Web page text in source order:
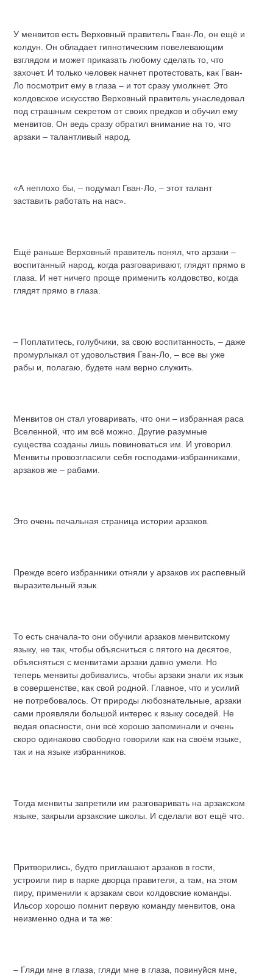
У менвитов есть Верховный правитель Гван-Ло, он ещё и
колдун. Он обладает гипнотическим повелевающим
взглядом и может приказать любому сделать то, что
захочет. И только человек начнет протестовать, как Гван-
Ло посмотрит ему в глаза – и тот сразу умолкнет. Это
колдовское искусство Верховный правитель унаследовал
под страшным секретом от своих предков и обучил ему
менвитов. Он ведь сразу обратил внимание на то, что
арзаки – талантливый народ.
«А неплохо бы, – подумал Гван-Ло, – этот талант
заставить работать на нас».
Ещё раньше Верховный правитель понял, что арзаки –
воспитанный народ, когда разговаривают, глядят прямо в
глаза. И нет ничего проще применить колдовство, когда
глядят прямо в глаза.
– Поплатитесь, голубчики, за свою воспитанность, – даже
промурлыкал от удовольствия Гван-Ло, – все вы уже
рабы и, полагаю, будете нам верно служить.
Менвитов он стал уговаривать, что они – избранная раса
Вселенной, что им всё можно. Другие разумные
существа созданы лишь повиноваться им. И уговорил.
Менвиты провозгласили себя господами-избранниками,
арзаков же – рабами.
Это очень печальная страница истории арзаков.
Прежде всего избранники отняли у арзаков их распевный
выразительный язык.
То есть сначала-то они обучили арзаков менвитскому
языку, не так, чтобы объясниться с пятого на десятое,
объясняться с менвитами арзаки давно умели. Но
теперь менвиты добивались, чтобы арзаки знали их язык
в совершенстве, как свой родной. Главное, что и усилий
не потребовалось. От природы любознательные, арзаки
сами проявляли большой интерес к языку соседей. Не
ведая опасности, они всё хорошо запоминали и очень
скоро одинаково свободно говорили как на своём языке,
так и на языке избранников.
Тогда менвиты запретили им разговаривать на арзакском
языке, закрыли арзакские школы. И сделали вот ещё что.
Притворились, будто приглашают арзаков в гости,
устроили пир в парке дворца правителя, а там, на этом
пиру, применили к арзакам свои колдовские команды.
Ильсор хорошо помнит первую команду менвитов, она
неизменно одна и та же:
– Гляди мне в глаза, гляди мне в глаза, повинуйся мне,